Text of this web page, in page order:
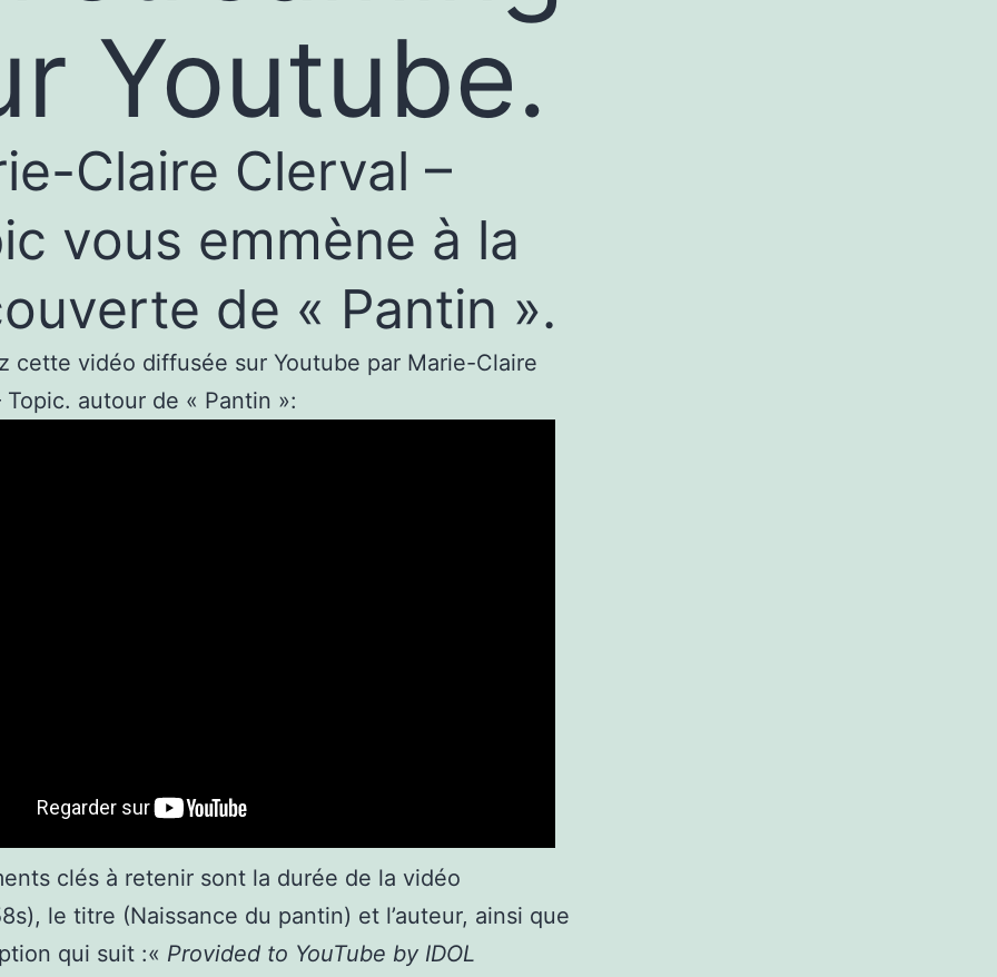
Youtube.
Claire Clerval –
vous emmène à la
de « Pantin ».
cette vidéo diffusée sur Youtube par Marie-Claire
Topic. autour de « Pantin »:
clés à retenir sont la durée de la vidéo
le titre (Naissance du pantin) et l’auteur, ainsi que
qui suit :« Provided to YouTube by IDOL